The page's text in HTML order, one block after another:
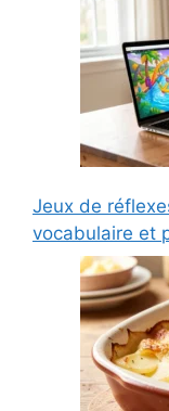
Jeux de
vocabulaire et